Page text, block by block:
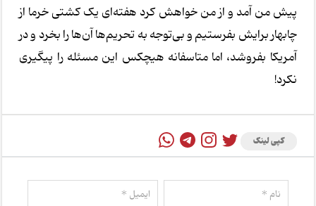
پیش من آمد و از من خواهش کرد هفته‌ای یک کشتی خرما از
چابهار برایش بفرستیم و بی‌توجه به تحریم‌ها آن‌ها را بخرد و در
آمریکا بفروشد، اما متاسفانه هیچکس این مسئله را پیگیری
نکرد!
کپی لینک